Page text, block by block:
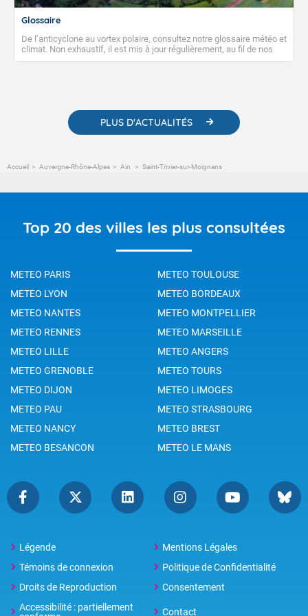
Glossaire
De l’anticyclone au vortex polaire, consultez notre glossaire météo et
climat. Non exhaustif, il est mis à jour régulièrement, au fil de nos
publications. Vous y trouverez également des liens utiles vers nos
PLUS D'ACTUALITÉS
Accueil Auvergne-Rhône-Alpes Ain Saint-Trivier-sur-Moignans
Top 20 des villes les plus consultées
METEO PARIS
METEO TOULOUSE
METEO LYON
METEO BORDEAUX
METEO NANTES
METEO MONTPELLIER
METEO RENNES
METEO MARSEILLE
METEO LILLE
METEO ANGERS
METEO GRENOBLE
METEO TOURS
METEO DIJON
METEO LIMOGES
METEO PAU
METEO STRASBOURG
METEO NANCY
METEO BREST
METEO BESANCON
METEO LE MANS
Légende
Mentions Légales
Témoins de connexion
Politique de Confidentialité
Droits de Reproduction
Consentement
Accessibilité : partiellement
Contact